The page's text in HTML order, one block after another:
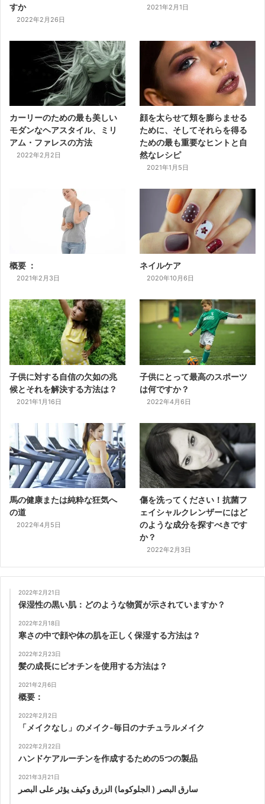
すか
2022年2月26日
2021年2月1日
カーリーのための最も美しい
モダンなヘアスタイル、ミリ
アム・ファレスの方法
2022年2月2日
顔を太らせて頬を膨らませる
ために、そしてそれらを得る
ための最も重要なヒントと自
然なレシピ
2021年1月5日
概要 ：
2021年2月3日
ネイルケア
2020年10月6日
子供に対する自信の欠如の兆
候とそれを解決する方法は？
2021年1月16日
子供にとって最高のスポーツ
は何ですか？
2022年4月6日
馬の健康または純粋な狂気へ
の道
2022年4月5日
傷を洗ってください！抗菌フ
ェイシャルクレンザーにはど
のような成分を探すべきです
か？
2022年2月3日
2022年2月21日
保湿性の黒い肌：どのような物質が示されていますか？
2022年2月18日
寒さの中で顔や体の肌を正しく保湿する方法は？
2022年2月23日
髪の成長にビオチンを使用する方法は？
2021年2月6日
概要：
2022年2月2日
「メイクなし」のメイク-毎日のナチュラルメイク
2022年2月22日
ハンドケアルーチンを作成するための5つの製品
2021年3月21日
سارق البصر ( الجلوكوما) الزرق وكيف يؤثر على البصر